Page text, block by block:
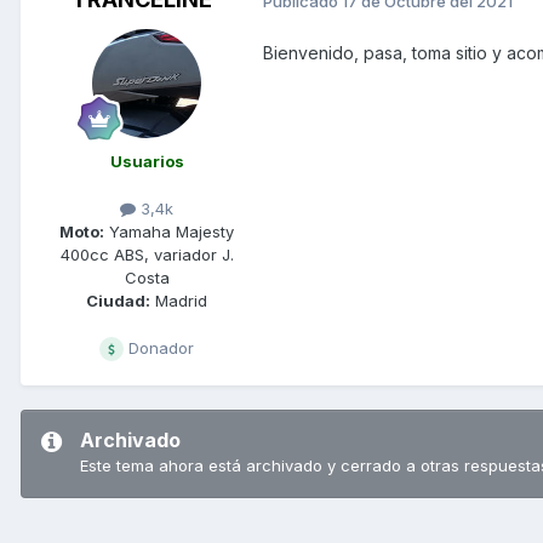
Usuarios
3,4k
Moto: Yamaha Majesty
400cc ABS, variador J.
Costa
Ciudad: Madrid
Donador
Bienvenido, pasa, toma sitio y
Archivado
Este tema ahora está archivado y cerrado a otras